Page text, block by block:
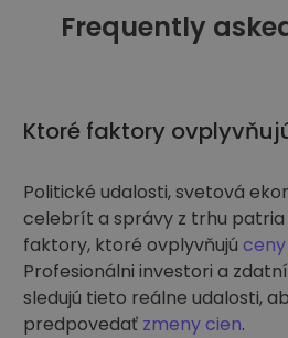
Frequently
Ktoré faktory
Politické udalosti, svetová
celebrít a správy z trhu patria
faktory, ktoré ovplyvňujú
Profesionálni investori a
sledujú tieto reálne udalosti,
predpovedať zmeny cien.